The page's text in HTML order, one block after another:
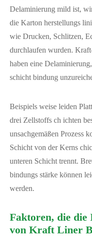
Delaminierung mild ist,
die Karton herstellungs
wie Drucken, Schlitzen,
durchlaufen wurden.
haben eine
schicht bindung
Beispiels weise leiden
drei Zellstoffs ch ichten
unsachgemäßen Prozess
Schicht von der Kerns
unteren Schicht trennt.
bindungs stärke können
werden.
Faktoren, die
von Kraft Liner